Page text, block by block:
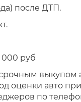
после ДТП.
руб
оценки авто
по